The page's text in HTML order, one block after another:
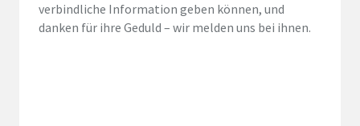
verbindliche Information geben können, und
danken für ihre Geduld – wir melden uns bei ihnen.